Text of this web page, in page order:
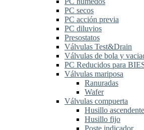
PC secos
PC acción previa
PC diluvios
Presostatos
Válvulas Test&Drain
Válvulas de bola y
PC Reducidos para
Válvulas mariposa
Ranuradas
Wafer
Válvulas compuerta
Husillo ascendente
Husillo fijo
Poste indicador